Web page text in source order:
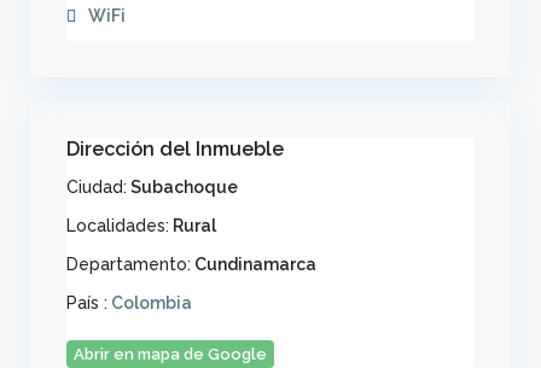
WiFi
Dirección del Inmueble
Ciudad: Subachoque
Localidades: Rural
Departamento: Cundinamarca
País : Colombia
Abrir en mapa de Google